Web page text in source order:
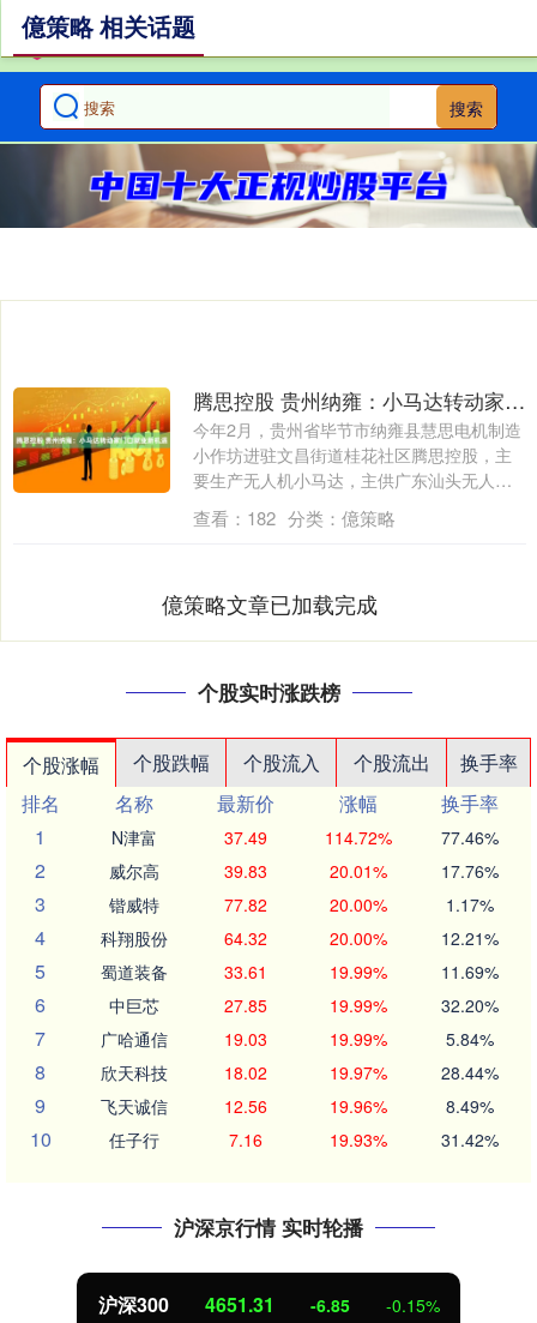
搜索
億策略 相关话题
腾思控股 贵州纳雍：小马达转动家门口就业新机遇
今年2月，贵州省毕节市纳雍县慧思电机制造
小作坊进驻文昌街道桂花社区腾思控股，主
要生产无人机小马达，主供广东汕头无人机
马达....
查看： 182 分类： 億策略
億策略文章已加载完成
个股实时涨跌榜
个股涨幅 个股跌幅 个股流入 个股流出
换手率
排名
名称 最新价 涨幅
换手率
1
N津富 37.49 114.72% 77.46%
2 威尔高 39.83 20.01% 17.76%
3 锴威特 77.82 20.00% 1.17%
4 科翔股份 64.32 20.00% 12.21%
5 蜀道装备 33.61 19.99% 11.69%
6 中巨芯 27.85 19.99% 32.20%
7 广哈通信 19.03 19.99% 5.84%
8 欣天科技 18.02 19.97% 28.44%
9 飞天诚信 12.56 19.96% 8.49%
10 任子行 7.16 19.93% 31.42%
沪深京行情 实时轮播
沪深300 4651.31 -6.85 -0.15%